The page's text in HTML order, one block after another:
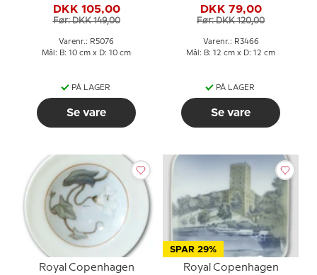
DKK 105,00
Før: DKK 149,00
Varenr.: R5076
Mål: B: 10 cm x D: 10 cm
PÅ LAGER
Se vare
DKK 79,00
Før: DKK 120,00
Varenr.: R3466
Mål: B: 12 cm x D: 12 cm
PÅ LAGER
Se vare
Royal Copenhagen
SPAR 29%
Royal Copenhagen